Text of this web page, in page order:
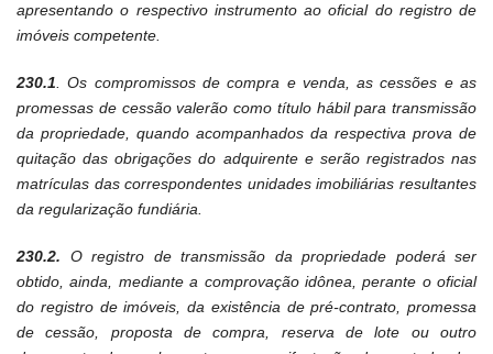
apresentando o respectivo instrumento ao oficial do registro de
imóveis competente.
230.1 . Os compromissos de compra e venda, as cessões e as
promessas de cessão valerão como título hábil para transmissão
da propriedade, quando acompanhados da respectiva prova de
quitação das obrigações do adquirente e serão registrados nas
matrículas das correspondentes unidades imobiliárias resultantes
da regularização fundiária.
230.2. O registro de transmissão da propriedade poderá ser
obtido, ainda, mediante a comprovação idônea, perante o oficial
do registro de imóveis, da existência de pré-contrato, promessa
de cessão, proposta de compra, reserva de lote ou outro